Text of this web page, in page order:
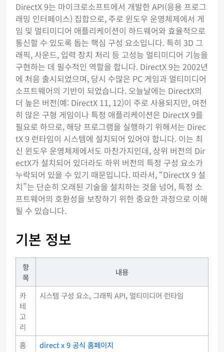
DirectX 9는 마이크로소프트에서 개발한 API(응용 프로그
래밍 인터페이스) 집합으로, 주로 윈도우 운영체제에서 게
임 및 멀티미디어 애플리케이션이 하드웨어와 효율적으로
통신할 수 있도록 돕는 핵심 구성 요소입니다. 특히 3D 그
래픽, 사운드, 입력 장치 처리 등 고성능 멀티미디어 기능을
구현하는 데 필수적인 역할을 합니다. DirectX 9는 2002년
에 처음 출시되었으며, 당시 수많은 PC 게임과 멀티미디어
소프트웨어의 기반이 되었습니다. 오늘날에는 DirectX의
더 높은 버전(예: DirectX 11, 12)이 주로 사용되지만, 여전
히 많은 구형 게임이나 특정 애플리케이션은 DirectX 9를
필요로 하므로, 해당 프로그램을 실행하기 위해서는 Direc
tX 9 런타임이 시스템에 설치되어 있어야 합니다. 이는 최
신 윈도우 운영체제에서도 마찬가지인데, 상위 버전의 Dir
ectX가 설치되어 있더라도 하위 버전의 특정 구성 요소가
누락되어 있을 수 있기 때문입니다. 따라서, “DirectX 9 설
치”는 단순히 오래된 기술을 설치하는 것을 넘어, 특정 소
프트웨어의 호환성을 보장하기 위한 중요한 과정으로 이해
될 수 있습니다.
기본 정보
항
목
내용
카
테
고
리
시스템 구성 요소, 그래픽 API, 멀티미디어 런타임
홈
direct x 9 공식 홈페이지